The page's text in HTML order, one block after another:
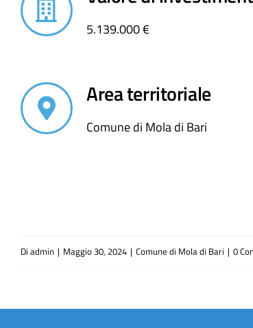
5.139.000 €
Area territoriale
Comune di Mola di Bari
Di admin | Maggio 30, 2024 | Comune di Mola di Bari | 0